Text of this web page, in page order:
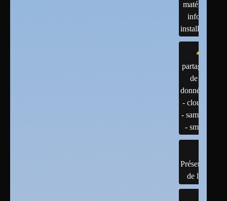
matériels :
infos et
installations
partage
de
données
- cloud
- samba
- smb
Présentation
de linux